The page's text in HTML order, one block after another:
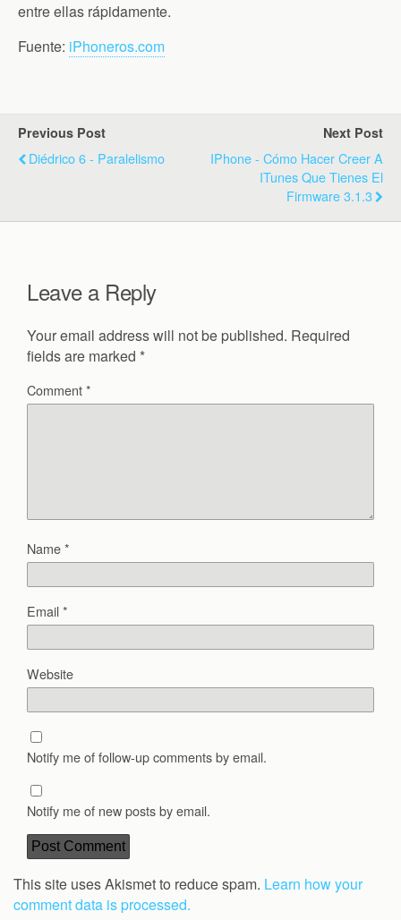
entre ellas rápidamente.
Fuente: iPhoneros.com
Previous Post
Diédrico 6 - Paralelismo
Next Post
IPhone - Cómo Hacer Creer A
ITunes Que Tienes El
Firmware 3.1.3
Leave a Reply
Your email address will not be published. Required
fields are marked *
Comment*
Name*
Email*
Website
Notify me of follow-up comments by email.
Notify me of new posts by email.
This site uses Akismet to reduce spam. Learn how your
comment data is processed.